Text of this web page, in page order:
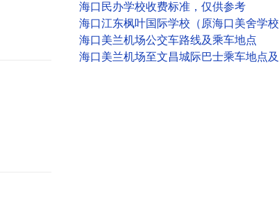
海口民办学校收费标准，仅供参考
海口江东枫叶国际学校（原海口美舍学校
海口美兰机场公交车路线及乘车地点
海口美兰机场至文昌城际巴士乘车地点及